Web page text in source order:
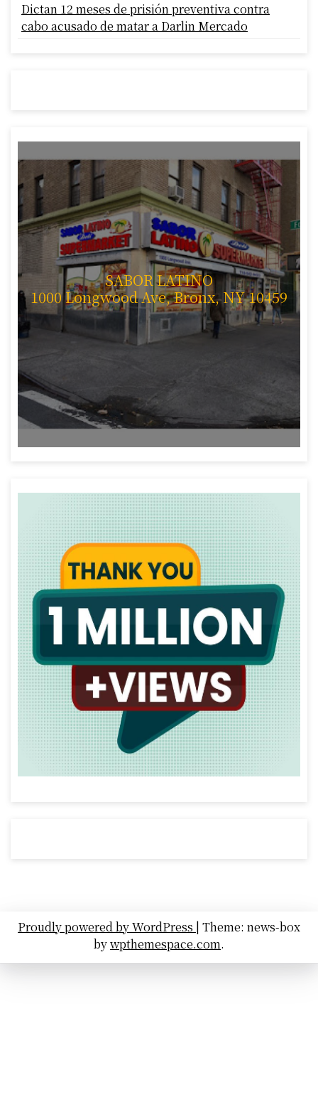
Dictan 12 meses de prisión preventiva contra
cabo acusado de matar a Darlin Mercado
SABOR LATINO
1000 Longwood Ave, Bronx, NY 10459
Proudly powered by WordPress | Theme: news-box
bywpthemespace.com.